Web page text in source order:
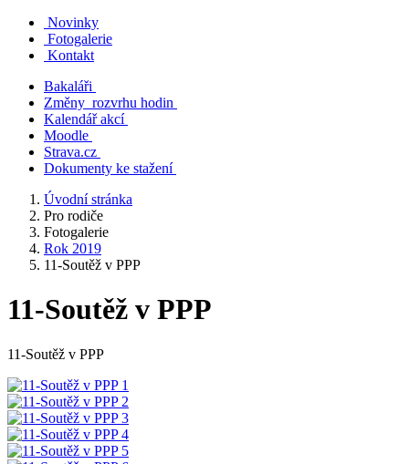
Novinky
Fotogalerie
Kontakt
Bakaláři
Změny rozvrhu hodin
Kalendář akcí
Moodle
Strava.cz
Dokumenty ke stažení
Úvodní stránka
Pro rodiče
Fotogalerie
Rok 2019
11-Soutěž v PPP
11-Soutěž v PPP
11-Soutěž v PPP